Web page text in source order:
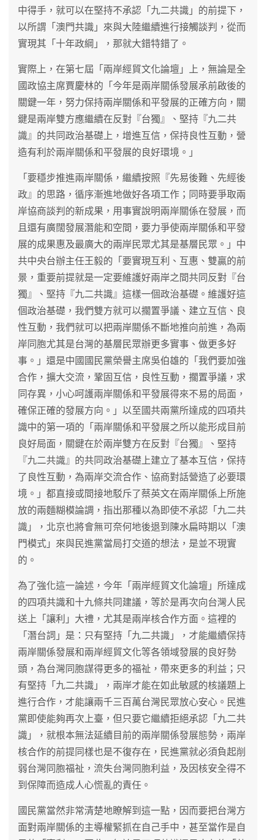
中得手，就可以在堅持不承認「九二共識」的前提下，
以所謂「澳門共識」來與大陸繼續進行接觸談判，從而
實現其「十年政綱」，那就大錯特錯了。
實際上，在第七屆「兩岸經貿文化論壇」上，無論是全
國政協主席賈慶林的「今年是兩岸關係發展承前啟後的
關鍵一年，努力保持兩岸關係和平發展的正確方向，關
鍵是兩岸雙方應繼續在反對『台獨』、堅持『九二共
識』的共同政治基礎上，增進互信，保持良性互動，營
造有利於兩岸關係和平發展的良好環境。」
「要穩步推進兩岸關係，繼續按照『先易後難、先經後
政』的思路，循序漸進地做好各項工作；同時要爭取兩
岸協商談判的新成果，用事實說明兩岸關係在發展，而
且還有廣闊發展潛能和空間，要力爭使兩岸關係和平發
展的成果惠及最廣大的兩岸民眾尤其是基層民眾。」中
共中央台辦主任王毅的「要實現互利、互惠、雙贏的前
景，重要前提就是一定要維護好兩岸之間共同反對『台
獨』、堅持『九二共識』這樣一個政治基礎。維護好這
個政治基礎，我們雙方就可以擱置爭議、建立互信、良
性互動，我們就可以把兩岸關係不斷地推向前進，為兩
岸同胞尤其是台灣的基層民眾辦更多實事、做更多好
事。」還是中國國民黨榮譽主席吳伯雄的「我們要加強
合作，擴大交流，鞏固互信，良性互動，擱置爭議，求
同存異，小心呵護兩岸關係和平發展得來不易的局面，
確保正確的發展方向。」以至國共兩黨所達成的四項共
識中的第一項的「兩岸關係和平發展之所以能形成目前
良好局面，關鍵在於兩岸雙方在反對『台獨』、堅持
『九二共識』的共同政治基礎上建立了基本互信，保持
了良性互動，為兩岸交流合作、協商對話營造了必要環
境。」都直接或間接地駁斥了蔡英文在兩岸關係上所施
放的兩麵糊模論調，指出那種以為即使不承認「九二共
識」，北京也將會無可奈何地後退到陳水扁時期以「澳
門模式」來與民進黨當局打交道的想法，是並不現實
的。
為了強化這一論述，今年「兩岸經貿文化論壇」所達成
的四項共識和十九條共同建議，等於是再次向台灣人民
送上「讓利」大禮，尤其是兩岸核合作方面。這裡的
「潛台詞」是：只有堅持「九二共識」，才能繼續保持
兩岸關係發展和兩岸經貿文化等各領域發展的良好勢
頭，為台灣同胞謀得更多的福祉，帶來更多的利益；只
有堅持「九二共識」，兩岸才能在如此敏感的核議題上
進行合作，才能讓兩千三百萬台灣民眾放心安心。民進
黨即使能夠再次上臺，但只要它繼續拒絕承認「九二共
識」，就根本無法延續目前的兩岸關係發展態勢，兩岸
核合作的前提同樣也是不復存在，民進黨就必須負起削
弱台灣同胞福祉，流失台灣同胞利益，及因核安全得不
到保障而造成人心慌亂的責任。
國民黨當然非常清楚地瞭解到這一點，因而要把台灣方
面對兩岸關係的主導權緊抓在自己手中，甚至當作是自